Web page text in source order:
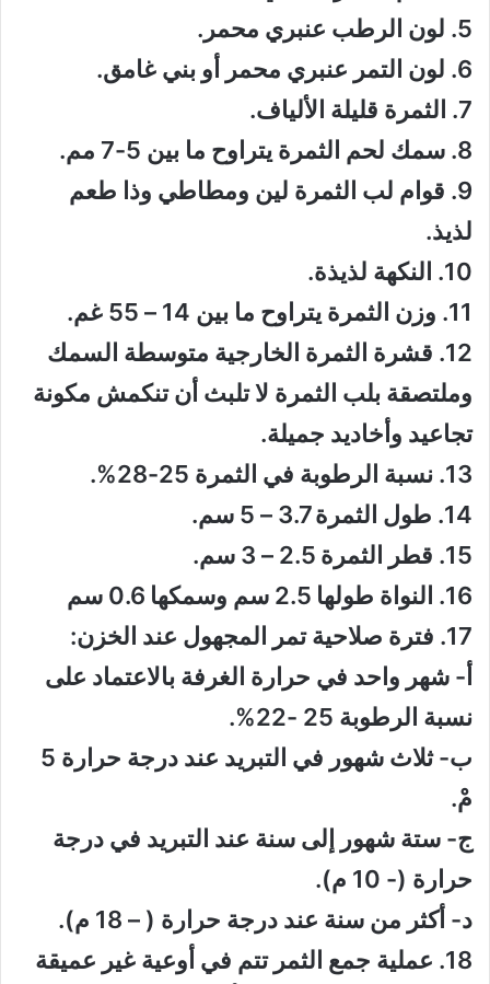
5. لون الرطب عنبري محمر.
6. لون التمر عنبري محمر أو بني غامق.
7. الثمرة قليلة الألياف.
8. سمك لحم الثمرة يتراوح ما بين 5-7 مم.
9. قوام لب الثمرة لين ومطاطي وذا طعم
لذيذ.
10. النكهة لذيذة.
11. وزن الثمرة يتراوح ما بين 14 – 55 غم.
12. قشرة الثمرة الخارجية متوسطة السمك
وملتصقة بلب الثمرة لا تلبث أن تنكمش مكونة
تجاعيد وأخاديد جميلة.
13. نسبة الرطوبة في الثمرة 25-28%.
14. طول الثمرة 3.7 – 5 سم.
15. قطر الثمرة 2.5 – 3 سم.
16. النواة طولها 2.5 سم وسمكها 0.6 سم
17. فترة صلاحية تمر المجهول عند الخزن:
أ- شهر واحد في حرارة الغرفة بالاعتماد على
نسبة الرطوبة 25 -22%.
ب- ثلاث شهور في التبريد عند درجة حرارة 5
مْ.
ج- ستة شهور إلى سنة عند التبريد في درجة
حرارة (- 10 م).
د- أكثر من سنة عند درجة حرارة ( – 18 م).
18. عملية جمع الثمر تتم في أوعية غير عميقة